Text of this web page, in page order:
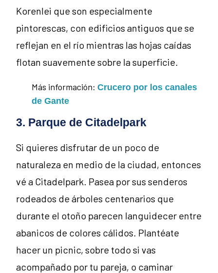
Korenlei que son especialmente
pintorescas, con edificios antiguos que se
reflejan en el río mientras las hojas caídas
flotan suavemente sobre la superficie.
Más información: Crucero por los canales
de Gante
3. Parque de Citadelpark
Si quieres disfrutar de un poco de
naturaleza en medio de la ciudad, entonces
vé a Citadelpark. Pasea por sus senderos
rodeados de árboles centenarios que
durante el otoño parecen languidecer entre
abanicos de colores cálidos. Plantéate
hacer un picnic, sobre todo si vas
acompañado por tu pareja, o caminar